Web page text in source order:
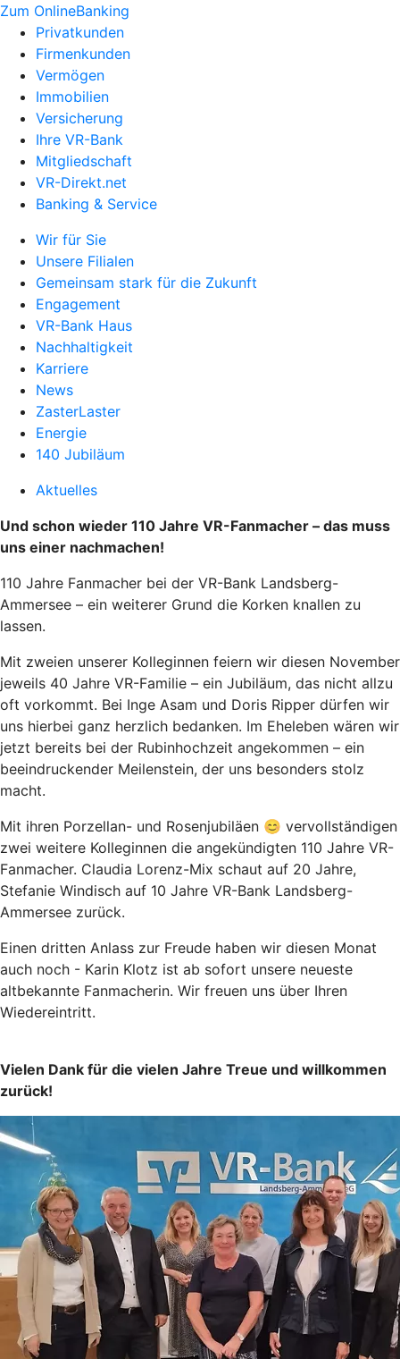
Zum OnlineBanking
Privatkunden
Firmenkunden
Vermögen
Immobilien
Versicherung
Ihre VR-Bank
Mitgliedschaft
VR-Direkt.net
Banking & Service
Wir für Sie
Unsere Filialen
Gemeinsam stark für die Zukunft
Engagement
VR-Bank Haus
Nachhaltigkeit
Karriere
News
ZasterLaster
Energie
140 Jubiläum
Aktuelles
Und schon wieder 110 Jahre VR-Fanmacher – das muss
uns einer nachmachen!
110 Jahre Fanmacher bei der VR-Bank Landsberg-
Ammersee – ein weiterer Grund die Korken knallen zu
lassen.
Mit zweien unserer Kolleginnen feiern wir diesen November
jeweils 40 Jahre VR-Familie – ein Jubiläum, das nicht allzu
oft vorkommt. Bei Inge Asam und Doris Ripper dürfen wir
uns hierbei ganz herzlich bedanken. Im Eheleben wären wir
jetzt bereits bei der Rubinhochzeit angekommen – ein
beeindruckender Meilenstein, der uns besonders stolz
macht.
Mit ihren Porzellan- und Rosenjubiläen 😊 vervollständigen
zwei weitere Kolleginnen die angekündigten 110 Jahre VR-
Fanmacher. Claudia Lorenz-Mix schaut auf 20 Jahre,
Stefanie Windisch auf 10 Jahre VR-Bank Landsberg-
Ammersee zurück.
Einen dritten Anlass zur Freude haben wir diesen Monat
auch noch - Karin Klotz ist ab sofort unsere neueste
altbekannte Fanmacherin. Wir freuen uns über Ihren
Wiedereintritt.
Vielen Dank für die vielen Jahre Treue und willkommen
zurück!